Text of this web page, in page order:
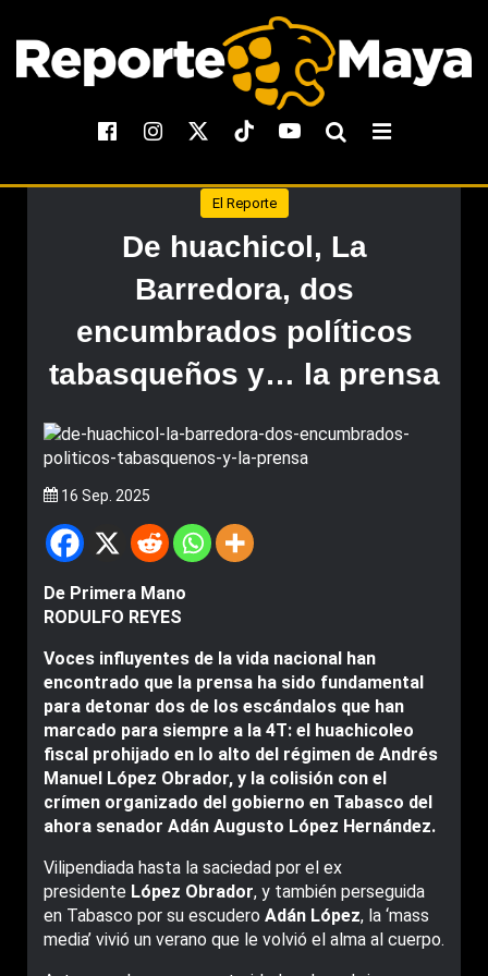
El Reporte
De huachicol, La
Barredora, dos
encumbrados políticos
tabasqueños y… la prensa
16 Sep. 2025
De Primera Mano
RODULFO REYES
Voces influyentes de la vida nacional han
encontrado que la prensa ha sido fundamental
para detonar dos de los escándalos que han
marcado para siempre a la 4T: el huachicoleo
fiscal prohijado en lo alto del régimen de Andrés
Manuel López Obrador, y la colisión con el
crímen organizado del gobierno en Tabasco del
ahora senador Adán Augusto López Hernández.
Vilipendiada hasta la saciedad por el ex
presidente López Obrador, y también perseguida
en Tabasco por su escudero Adán López, la ‘mass
media’ vivió un verano que le volvió el alma al cuerpo.